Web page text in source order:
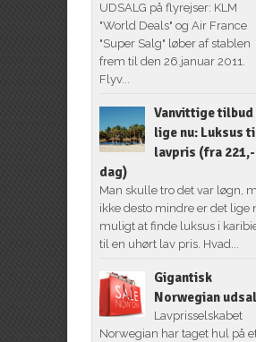
UDSALG på flyrejser: KLM
"World Deals" og Air France
"Super Salg" løber af stablen
frem til den 26.januar 2011.
Flyv...
Vanvittige tilbud
lige nu: Luksus
lavpris (fra
dag)
Man skulle tro det var løgn,
ikke desto mindre er det lige
muligt at finde luksus i
til en uhørt lav pris. Hvad...
Gigantisk
Norwegian
Lavprisselskabet
Norwegian har taget hul på